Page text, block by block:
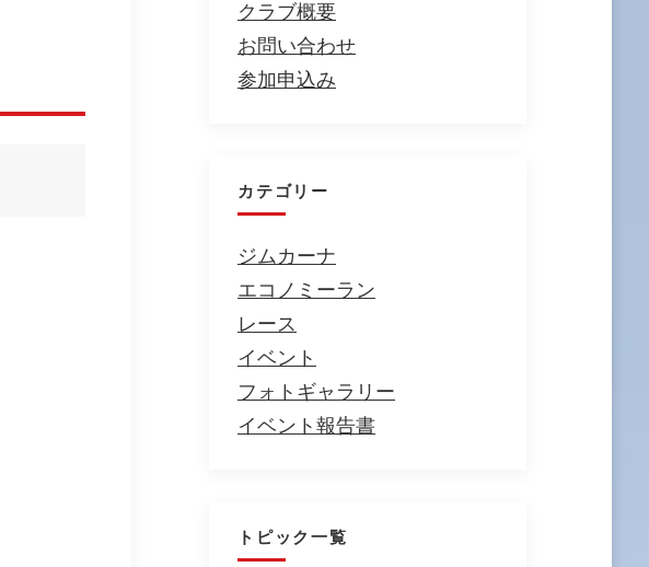
クラブ概要
お問い合わせ
参加申込み
カテゴリー
ジムカーナ
エコノミーラン
レース
イベント
フォトギャラリー
イベント報告書
トピック一覧